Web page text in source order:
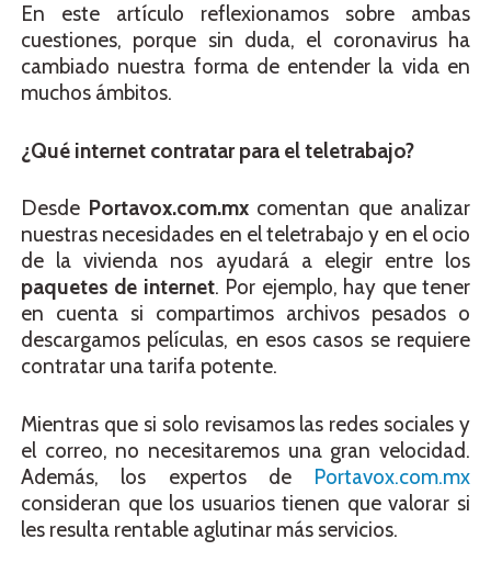
En este artículo reflexionamos sobre ambas
cuestiones, porque sin duda, el coronavirus ha
cambiado nuestra forma de entender la vida en
muchos ámbitos.
¿Qué internet contratar para el teletrabajo?
Desde Portavox.com.mxcomentan que analizar
nuestras necesidades en el teletrabajo y en el ocio
de la vivienda nos ayudará a elegir entre los
paquetes de internet. Por ejemplo, hay que tener
en cuenta si compartimos archivos pesados o
descargamos películas, en esos casos se requiere
contratar una tarifa potente.
Mientras que si solo revisamos las redes sociales y
el correo, no necesitaremos una gran velocidad.
Además, los expertos de Portavox.com.mx
consideran que los usuarios tienen que valorar si
les resulta rentable aglutinar más servicios.